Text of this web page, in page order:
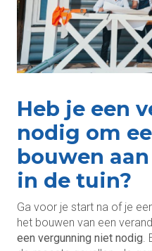
Heb je een
nodig om
bouwen
in de tuin?
Ga voor je start na of je
het bouwen van een
een vergunning niet nodig.